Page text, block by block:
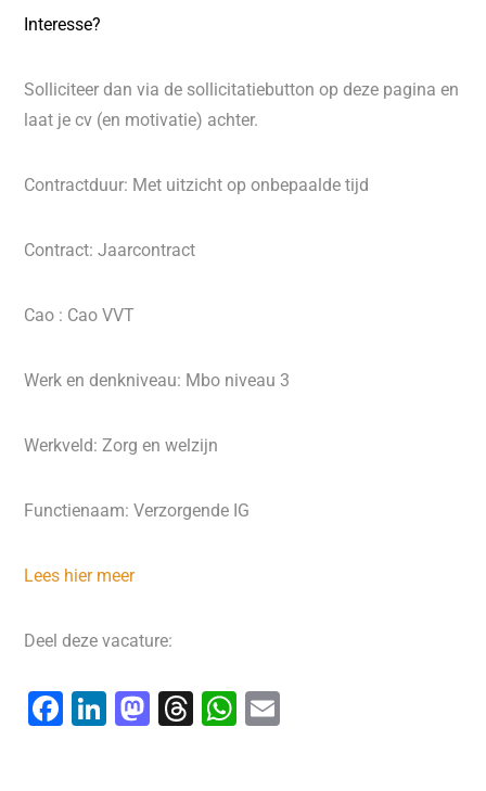
Interesse?
Solliciteer dan via de sollicitatiebutton op deze pagina en
laat je cv (en motivatie) achter.
Contractduur: Met uitzicht op onbepaalde tijd
Contract: Jaarcontract
Cao : Cao VVT
Werk en denkniveau: Mbo niveau 3
Werkveld: Zorg en welzijn
Functienaam: Verzorgende IG
Lees hier meer
Deel deze vacature:
F
Li M T
W